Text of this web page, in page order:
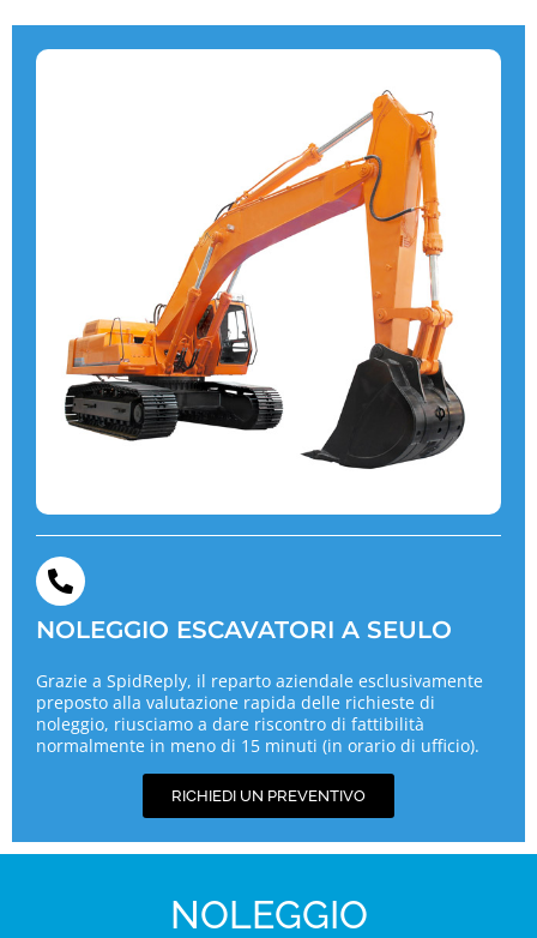
NOLEGGIO ESCAVATORI A SEULO
Grazie a SpidReply, il reparto aziendale esclusivamente
preposto alla valutazione rapida delle richieste di
noleggio, riusciamo a dare riscontro di fattibilità
normalmente in meno di 15 minuti (in orario di ufficio).
RICHIEDI UN PREVENTIVO
NOLEGGIO